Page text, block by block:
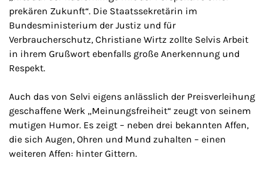
prekären Zukunft“. Die Staatssekretärin im
Bundesministerium der Justiz und für
Verbraucherschutz, Christiane Wirtz zollte Selvis Arbeit
in ihrem Grußwort ebenfalls große Anerkennung und
Respekt.
Auch das von Selvi eigens anlässlich der Preisverleihung
geschaffene Werk „Meinungsfreiheit“ zeugt von seinem
mutigen Humor. Es zeigt – neben drei bekannten Affen,
die sich Augen, Ohren und Mund zuhalten – einen
weiteren Affen: hinter Gittern.